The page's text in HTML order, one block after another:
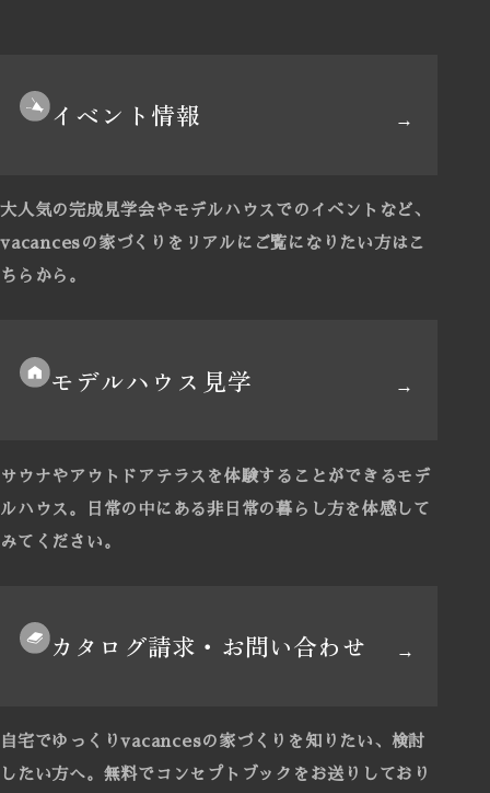
イベント情報
大人気の完成見学会やモデルハウスでのイベントなど、
vacancesの家づくりをリアルにご覧になりたい方はこ
ちらから。
モデルハウス見学
サウナやアウトドアテラスを体験することができるモデ
ルハウス。
日常の中にある非日常の暮らし方を体感して
みてください。
カタログ請求・お問い合わせ
自宅でゆっくりvacancesの家づくりを知りたい、検討
したい方へ。 無料でコンセプトブックをお送りしており